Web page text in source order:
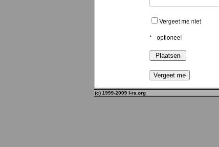
Vergeet me niet
* - optioneel
(c) 1999-2009 l-rs.org